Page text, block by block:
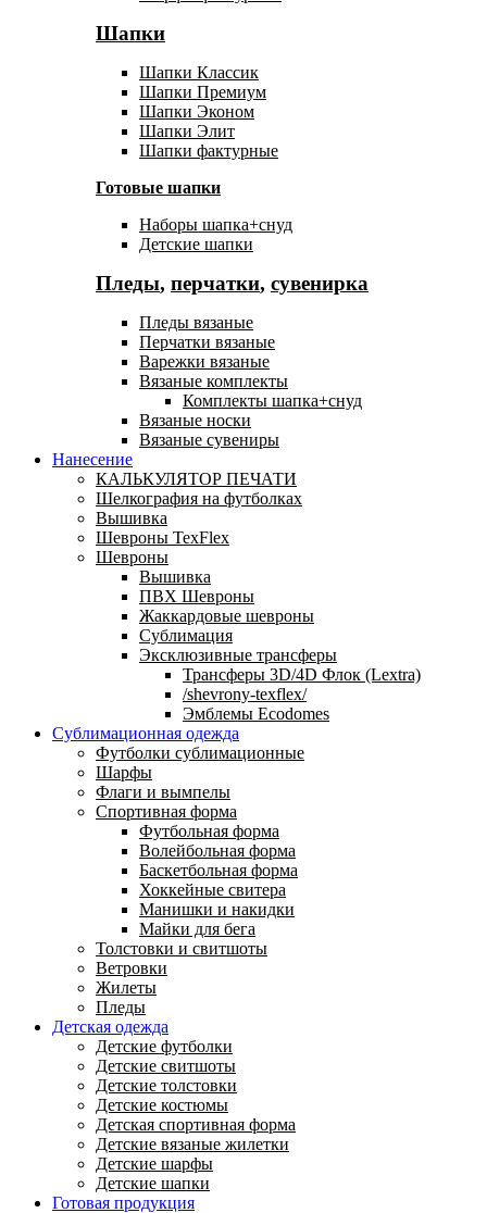
Шапки
Шапки Классик
Шапки Премиум
Шапки Эконом
Шапки Элит
Шапки фактурные
Готовые шапки
Наборы шапка+снуд
Детские шапки
Пледы, перчатки, сувенирка
Пледы вязаные
Перчатки вязаные
Варежки вязаные
Вязаные комплекты
Комплекты шапка+снуд
Вязаные носки
Вязаные сувениры
Нанесение
КАЛЬКУЛЯТОР ПЕЧАТИ
Шелкография на футболках
Вышивка
Шевроны TexFlex
Шевроны
Вышивка
ПВХ Шевроны
Жаккардовые шевроны
Сублимация
Эксклюзивные трансферы
Трансферы 3D/4D Флок (Lextra)
/shevrony-texflex/
Эмблемы Ecodomes
Сублимационная одежда
Футболки сублимационные
Шарфы
Флаги и вымпелы
Спортивная форма
Футбольная форма
Волейбольная форма
Баскетбольная форма
Хоккейные свитера
Манишки и накидки
Майки для бега
Толстовки и свитшоты
Ветровки
Жилеты
Пледы
Детская одежда
Детские футболки
Детские свитшоты
Детские толстовки
Детские костюмы
Детская спортивная форма
Детские вязаные жилетки
Детские шарфы
Детские шапки
Готовая продукция